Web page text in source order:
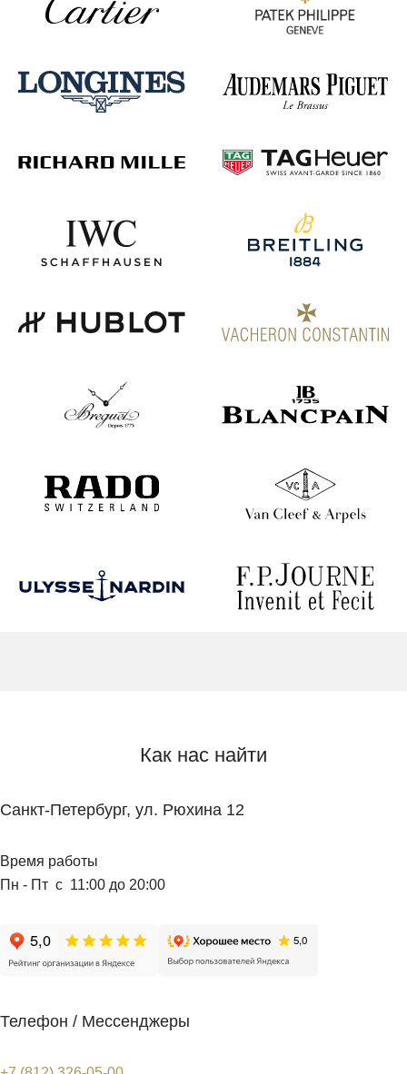
Как нас найти
Телефон / Мессенджеры
Санкт-Петербург, ул. Рюхина 12
Время работы
Пн - Пт с 11:00 до 20:00